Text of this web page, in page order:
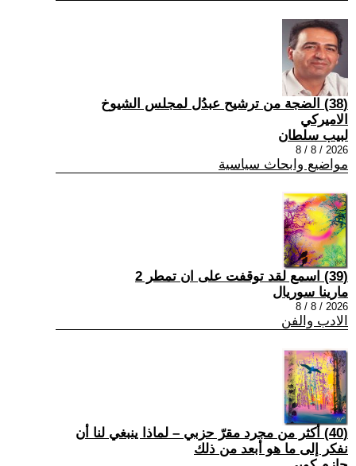
(38) الضجة من ترشيح عبدُل لمجلس الشيوخ
الاميركي
لبيب سلطان
2026 / 8 / 8
مواضيع وابحاث سياسية
(39) اسمع لقد توقفت على ان تمطر 2
مارينا سوريال
2026 / 8 / 8
الادب والفن
(40) أكثر من مجرد مقرّ حزبي – لماذا ينبغي لنا أن
نفكر إلى ما هو أبعد من ذلك